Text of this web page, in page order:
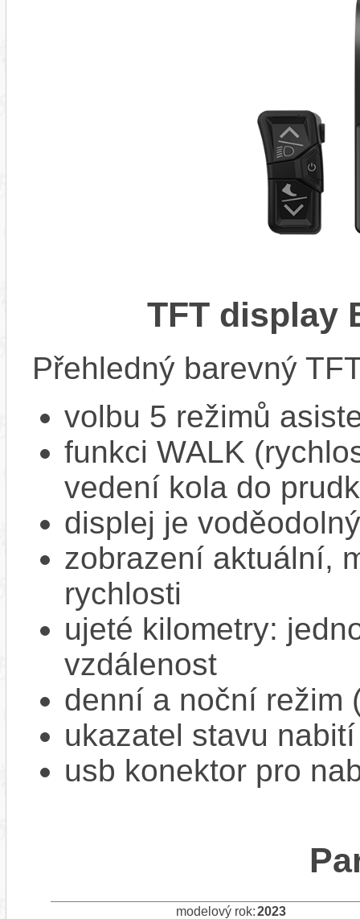
TFT display
Přehledný barevný
volbu 5 režimů
funkci WALK
vedení kola do
displej je
zobrazení aktuální,
rychlosti
ujeté kilometry:
vzdálenost
denní a noční režim
ukazatel stavu
usb konektor pro
modelový rok:2023